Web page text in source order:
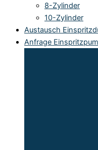
8-Zylinder
10-Zylinder
Austausch
Anfrage